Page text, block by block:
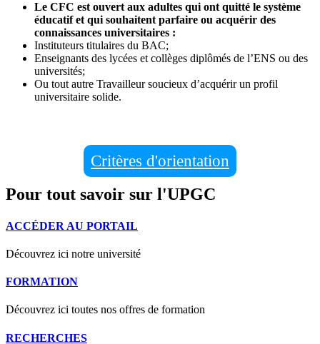
Le CFC est ouvert aux adultes qui ont quitté le système
éducatif et qui souhaitent parfaire ou acquérir des
connaissances universitaires :
Instituteurs titulaires du BAC;
Enseignants des lycées et collèges diplômés de l’ENS ou des
universités;
Ou tout autre Travailleur soucieux d’acquérir un profil
universitaire solide.
Critères d'orientation
Pour tout savoir sur l'UPGC
ACCÉDER AU PORTAIL
Découvrez ici notre université
FORMATION
Découvrez ici toutes nos offres de formation
RECHERCHES